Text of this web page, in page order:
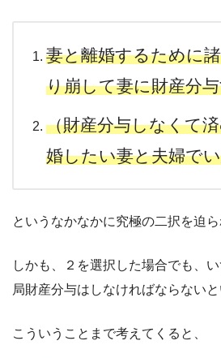
妻と離婚するために
り崩して妻に財産分
（財産分与しなくて
婚したい妻と夫婦で
というなかなかに究極の二択を迫ら
しかも、２を選択した場合でも、
局財産分与はしなければならないと
こういうことまで考えてくると、